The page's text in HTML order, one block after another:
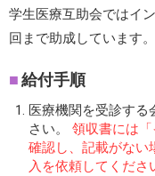
学生医療互助会ではイ
回まで助成しています。
給付手順
医療機関を受診する
さい。 領収書には
確認し、記載がない
入を依頼してくださ